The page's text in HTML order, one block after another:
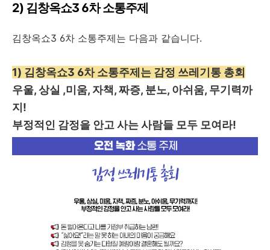
2) 김창옥쇼3 6차 소통주제
김창옥쇼3 6차 소통주제는 다음과 같습니다.
1) 김창옥쇼3 6차 소통주제는 감정 쓰레기통 총회
우울, 상실 ,미움, 자책, 짜증, 분노, 아쉬움, 무기력까
지!
부정적인 감정을 안고 사는 사람들 모두 모여라!